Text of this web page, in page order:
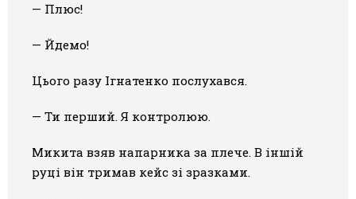
— Плюс!
— Йдемо!
Цього разу Ігнатенко послухався.
— Ти перший. Я контролюю.
Микита взяв напарника за плече. В іншій
руці він тримав кейс зі зразками.